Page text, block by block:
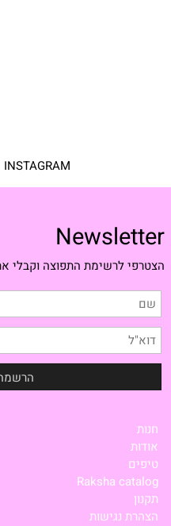
INSTAGRAM
Newsletter
הצטרפי לרשימת התפוצה וקבלי
חנות
אודות
טיפים
Raksha catalog
תקנון
הצהרת נגישות